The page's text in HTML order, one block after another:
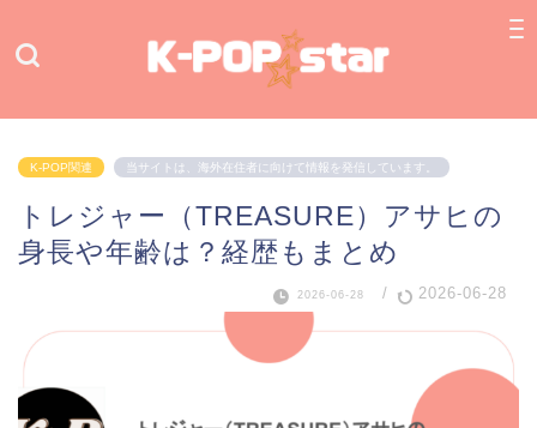
K-POP関連 当サイトは、海外在住者に向けて情報を発信しています。
トレジャー（TREASURE）アサヒの
身長や年齢は？経歴もまとめ
2026-06-28 / 2026-06-28